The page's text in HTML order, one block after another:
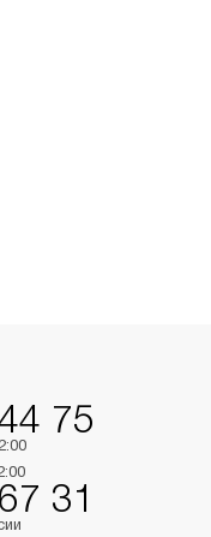
75
31